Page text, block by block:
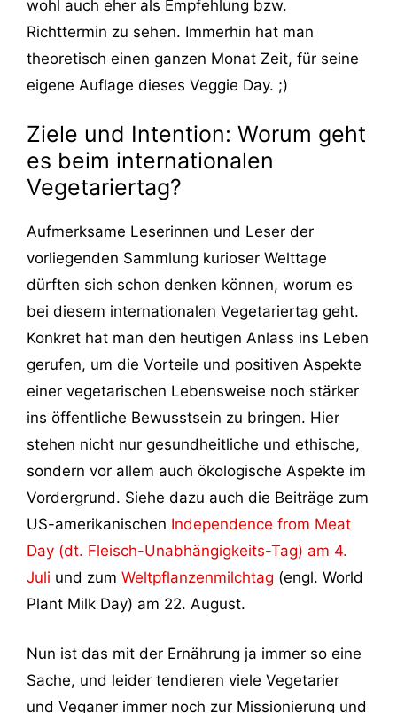
wohl auch eher als Empfehlung bzw.
Richttermin zu sehen. Immerhin hat man
theoretisch einen ganzen Monat Zeit, für seine
eigene Auflage dieses Veggie Day. ;)
Ziele und Intention: Worum geht
es beim internationalen
Vegetariertag?
Aufmerksame Leserinnen und Leser der
vorliegenden Sammlung kurioser Welttage
dürften sich schon denken können, worum es
bei diesem internationalen Vegetariertag geht.
Konkret hat man den heutigen Anlass ins Leben
gerufen, um die Vorteile und positiven Aspekte
einer vegetarischen Lebensweise noch stärker
ins öffentliche Bewusstsein zu bringen. Hier
stehen nicht nur gesundheitliche und ethische,
sondern vor allem auch ökologische Aspekte im
Vordergrund. Siehe dazu auch die Beiträge zum
US-amerikanischen Independence from Meat
Day (dt. Fleisch-Unabhängigkeits-Tag) am 4.
Juli und zum Weltpflanzenmilchtag (engl. World
Plant Milk Day) am 22. August.
Nun ist das mit der Ernährung ja immer so eine
Sache, und leider tendieren viele Vegetarier
und Veganer immer noch zur Missionierung und